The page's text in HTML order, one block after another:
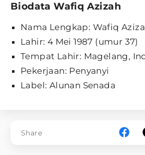
Biodata Wafiq Azizah
Nama Lengkap: Wafiq
Lahir: 4 Mei 1987 (umur 37)
Tempat Lahir: Magelang,
Pekerjaan: Penyanyi
Label: Alunan Senada
Share